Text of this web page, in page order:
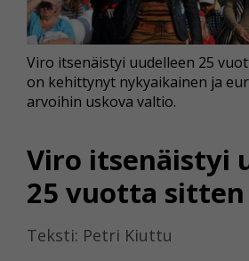
Viro itsenäistyi
25 vuotta sitten
Teksti: Petri Kiuttu
Viro itsenäistyi uudelleen 25
on kehittynyt nykyaikainen ja
arvoihin uskova valtio.